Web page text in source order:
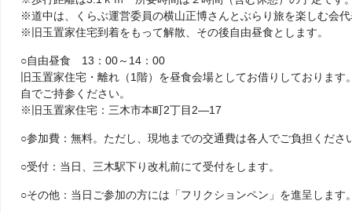
※道中は、くらぶ運営委員の横山正博さんとぶらり旅を楽しむ会
※旧玉置家住宅到着をもって解散、その後自由昼食とします。
○自由昼食 13：00～14：00
旧玉置家住宅・離れ（1階）を昼食会場としてお借りしておりま
自でご持参ください。
※旧玉置家住宅：三木市本町2丁目2―17
○参加費：無料。ただし、現地までの交通費は各人でご負担くださ
○受付：当日、三木駅下り改札前にて受付をします。
○その他：当日ご参加の方には「フリクションペン」を進呈します